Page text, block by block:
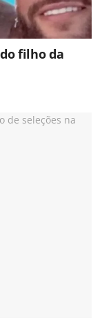
filho da